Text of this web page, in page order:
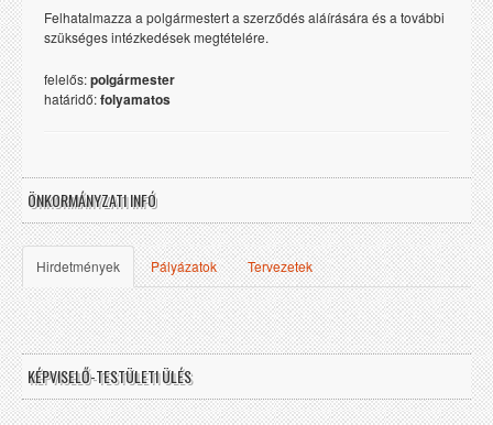
Felhatalmazza a polgármestert a szerződés aláírására és a további
szükséges intézkedések megtételére.
felelős:polgármester
határidő:folyamatos
ÖNKORMÁNYZATI INFÓ
Hirdetmények Pályázatok Tervezetek
KÉPVISELŐ-TESTÜLETI ÜLÉS